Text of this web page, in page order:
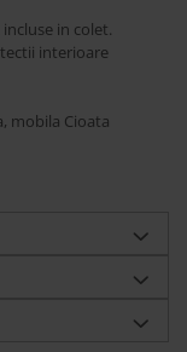
in colet.
interioare
mobila Cioata